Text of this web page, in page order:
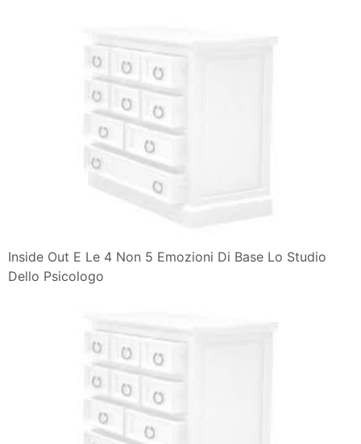
Inside Out E Le 4 Non 5 Emozioni Di Base Lo Studio
Dello Psicologo